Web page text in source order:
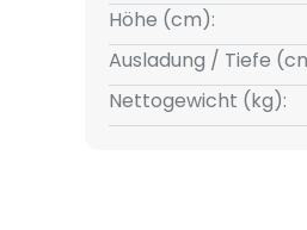
Höhe (cm):
Ausladung / Tiefe
Nettogewicht (kg):